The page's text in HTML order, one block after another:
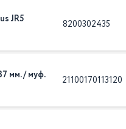
JR5
8200302435
мм. / муф.
21100170113120